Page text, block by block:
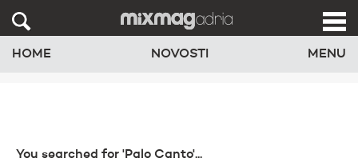
HOME NOVOSTI MENU
You searched for 'Palo Canto'...